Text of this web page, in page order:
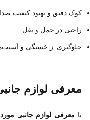
کوک دقیق و بهبود کیفیت صدا.
راحتی در حمل و نقل.
جلوگیری از خستگی و
معرفی لوازم
با معرفی لوازم جانبی مورد